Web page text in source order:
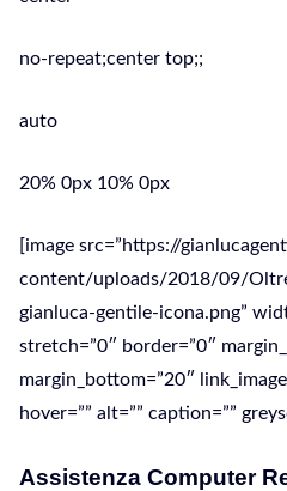
no-repeat;center top;;
auto
20% 0px 10% 0px
[image src=”https://
content/uploads/2018/09/
gianluca-gentile-icona.png”
stretch=”0″ border=”0″
margin_bottom=”20″
hover=”” alt=”” caption=””
Assistenza Computer